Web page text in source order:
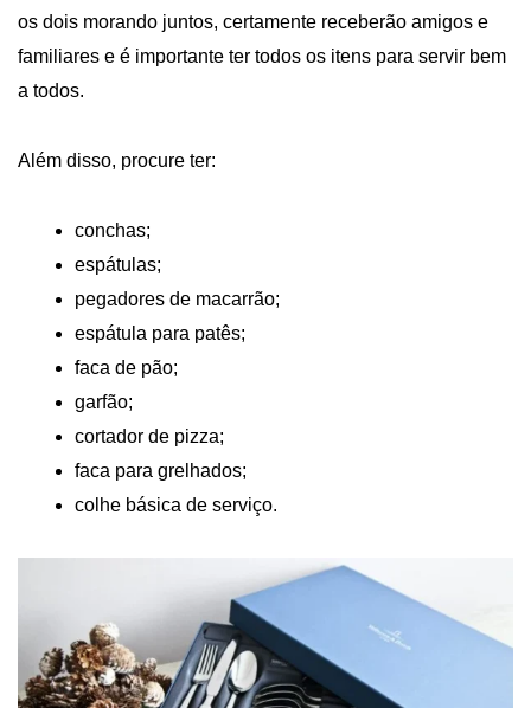
os dois morando juntos, certamente receberão amigos e
familiares e é importante ter todos os itens para servir bem
a todos.
Além disso, procure ter:
conchas;
espátulas;
pegadores de macarrão;
espátula para patês;
faca de pão;
garfão;
cortador de pizza;
faca para grelhados;
colhe básica de serviço.